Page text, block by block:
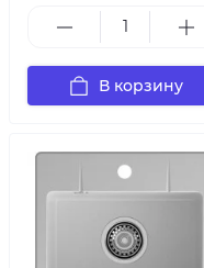
В корзину